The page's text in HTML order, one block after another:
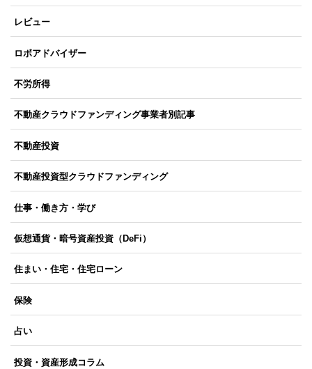
レビュー
ロボアドバイザー
不労所得
不動産クラウドファンディング事業者別記事
不動産投資
不動産投資型クラウドファンディング
仕事・働き方・学び
仮想通貨・暗号資産投資（DeFi）
住まい・住宅・住宅ローン
保険
占い
投資・資産形成コラム